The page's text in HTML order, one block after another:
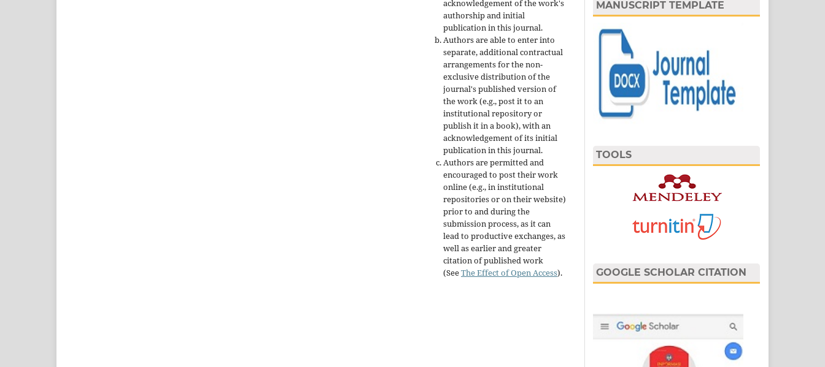
acknowledgement of the work's
authorship and initial
publication in this journal.
Authors are able to enter into
separate, additional contractual
arrangements for the non-
exclusive distribution of the
journal's published version of
the work (e.g., post it to an
institutional repository or
publish it in a book), with an
acknowledgement of its initial
publication in this journal.
Authors are permitted and
encouraged to post their work
online (e.g., in institutional
repositories or on their website)
prior to and during the
submission process, as it can
lead to productive exchanges, as
well as earlier and greater
citation of published work
(SeeThe Effect of Open Access).
MANUSCRIPT TEMPLATE
TOOLS
GOOGLE SCHOLAR CITATION